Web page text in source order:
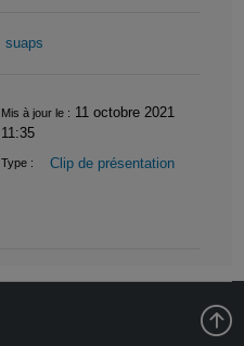
suaps
Mis à jour le : 11 octobre 2021
11:35
Type : Clip de présentation